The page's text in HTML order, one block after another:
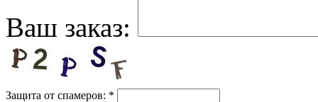
Ваш заказ:
Защита от спамеров: *